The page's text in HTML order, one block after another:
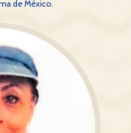
de México.